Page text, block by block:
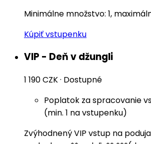
Minimálne množstvo: 1,
Kúpiť vstupenku
VIP - Deň v džungli
1 190 CZK· Dostupné
Poplatok za spracovanie
(min. 1 na vstupenku)
Zvýhodnený VIP vstup na